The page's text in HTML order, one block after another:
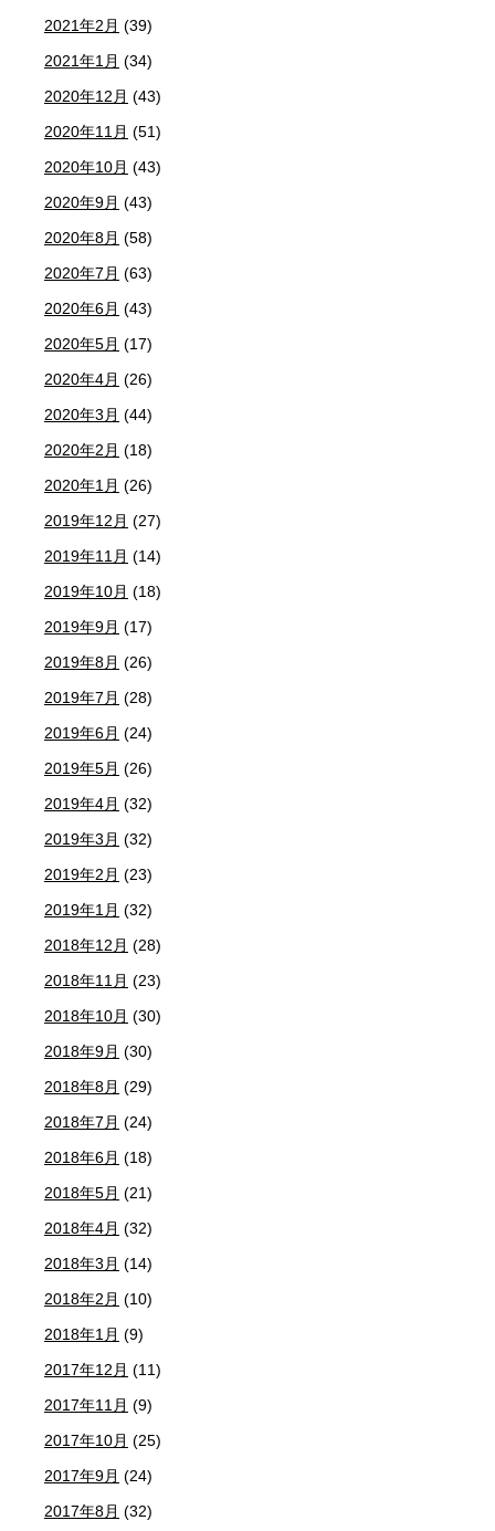
2021年2月 (39)
2021年1月 (34)
2020年12月 (43)
2020年11月 (51)
2020年10月 (43)
2020年9月 (43)
2020年8月 (58)
2020年7月 (63)
2020年6月 (43)
2020年5月 (17)
2020年4月 (26)
2020年3月 (44)
2020年2月 (18)
2020年1月 (26)
2019年12月 (27)
2019年11月 (14)
2019年10月 (18)
2019年9月 (17)
2019年8月 (26)
2019年7月 (28)
2019年6月 (24)
2019年5月 (26)
2019年4月 (32)
2019年3月 (32)
2019年2月 (23)
2019年1月 (32)
2018年12月 (28)
2018年11月 (23)
2018年10月 (30)
2018年9月 (30)
2018年8月 (29)
2018年7月 (24)
2018年6月 (18)
2018年5月 (21)
2018年4月 (32)
2018年3月 (14)
2018年2月 (10)
2018年1月 (9)
2017年12月 (11)
2017年11月 (9)
2017年10月 (25)
2017年9月 (24)
2017年8月 (32)